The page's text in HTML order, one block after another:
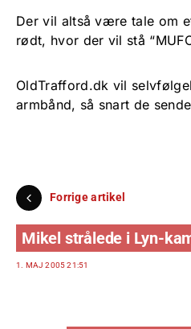
Der vil altså være tale om
rødt, hvor der vil stå
OldTrafford.dk vil
armbånd, så snart de
Forrige artikel
Mikel strålede i Lyn-
1. MAJ 2005 21:51